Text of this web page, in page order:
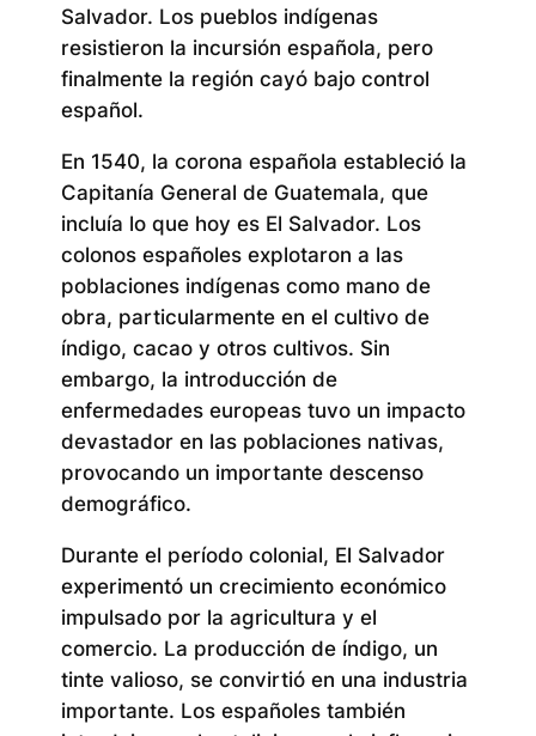
Salvador. Los pueblos indígenas
resistieron la incursión española, pero
finalmente la región cayó bajo control
español.
En 1540, la corona española estableció la
Capitanía General de Guatemala, que
incluía lo que hoy es El Salvador. Los
colonos españoles explotaron a las
poblaciones indígenas como mano de
obra, particularmente en el cultivo de
índigo, cacao y otros cultivos. Sin
embargo, la introducción de
enfermedades europeas tuvo un impacto
devastador en las poblaciones nativas,
provocando un importante descenso
demográfico.
Durante el período colonial, El Salvador
experimentó un crecimiento económico
impulsado por la agricultura y el
comercio. La producción de índigo, un
tinte valioso, se convirtió en una industria
importante. Los españoles también